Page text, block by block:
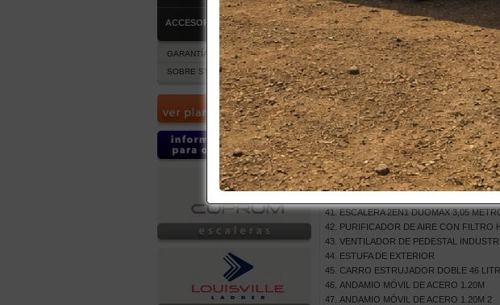
ACCESORIOS
GARANTÍA Y POST VENTA
SOBRE STOCK DE PRODUCTOS
VENTILADOR DE PARED INDUSTRIAL
TOLDO PLEGABLE AZUL 3×3 METROS
CARRO ESTRUJADOR 20 LITROS
TURBOCALEFACTOR DIÉSEL 20KW
ESC. ALUMINIO TIJERA 2.13m
LOCKER 5 CUERPOS 10 CASILLEROS
LOCKER METÁLICO ACERO 2
ESTUFA DE TERRAZA
ESCALERA 2EN1 DUOMAX 2,44
CARRO ESTRUJADOR 36 LITROS
SECADOR DE MANOS DE ALTA
AMONIO CUATERNARIO 5 LITRO
AMONIO CUATERNARIO 5 LITRO 2
ESCALERA 2EN1 DUOMAX 3,05
PURIFICADOR DE AIRE CON FILTRO
VENTILADOR DE PEDESTAL
ESTUFA DE EXTERIOR
CARRO ESTRUJADOR DOBLE 46
ANDAMIO MÓVIL DE ACERO 1.20M
ANDAMIO MÓVIL DE ACERO 1.20M 2